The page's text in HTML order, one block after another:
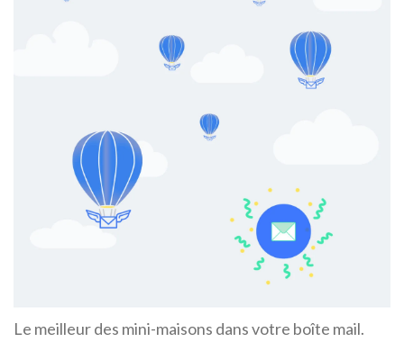
Le meilleur des mini-maisons dans votre boîte mail.